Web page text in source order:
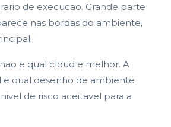
de execucao. Grande parte
nas bordas do ambiente,
e qual cloud e melhor. A
e qual desenho de ambiente
de risco aceitavel para a